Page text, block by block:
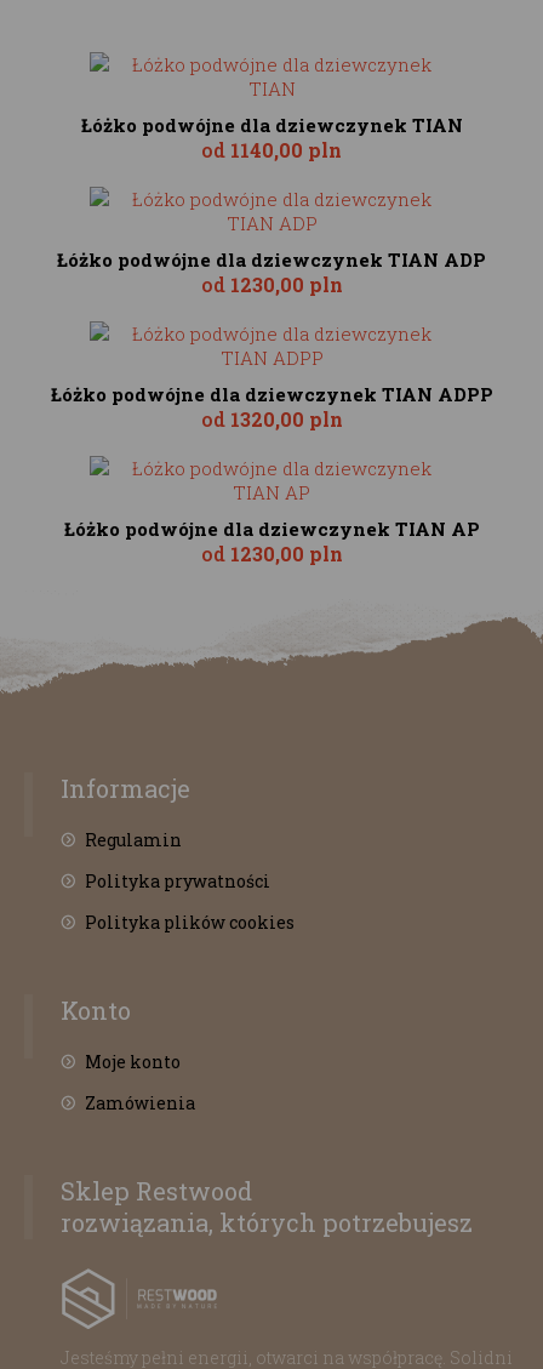
Łóżko podwójne dla dziewczynek TIAN
od 1140,00 pln
Łóżko podwójne dla dziewczynek TIAN ADP
od 1230,00 pln
Łóżko podwójne dla dziewczynek TIAN ADPP
od 1320,00 pln
Łóżko podwójne dla dziewczynek TIAN AP
od 1230,00 pln
Informacje
Regulamin
Polityka prywatności
Polityka plików cookies
Konto
Moje konto
Zamówienia
Sklep Restwood
rozwiązania, których potrzebujesz
Jesteśmy pełni energii, otwarci na współpracę. Solidni